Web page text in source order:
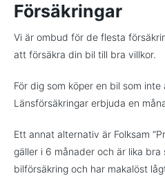
Försäkringar
Vi är ombud för de flesta
att försäkra din bil till bra villkor.
För dig som köper en bil som
Länsförsäkringar erbjuda en
Ett annat alternativ är Folksam
gäller i 6 månader och är lika bra
bilförsäkring och har makalöst